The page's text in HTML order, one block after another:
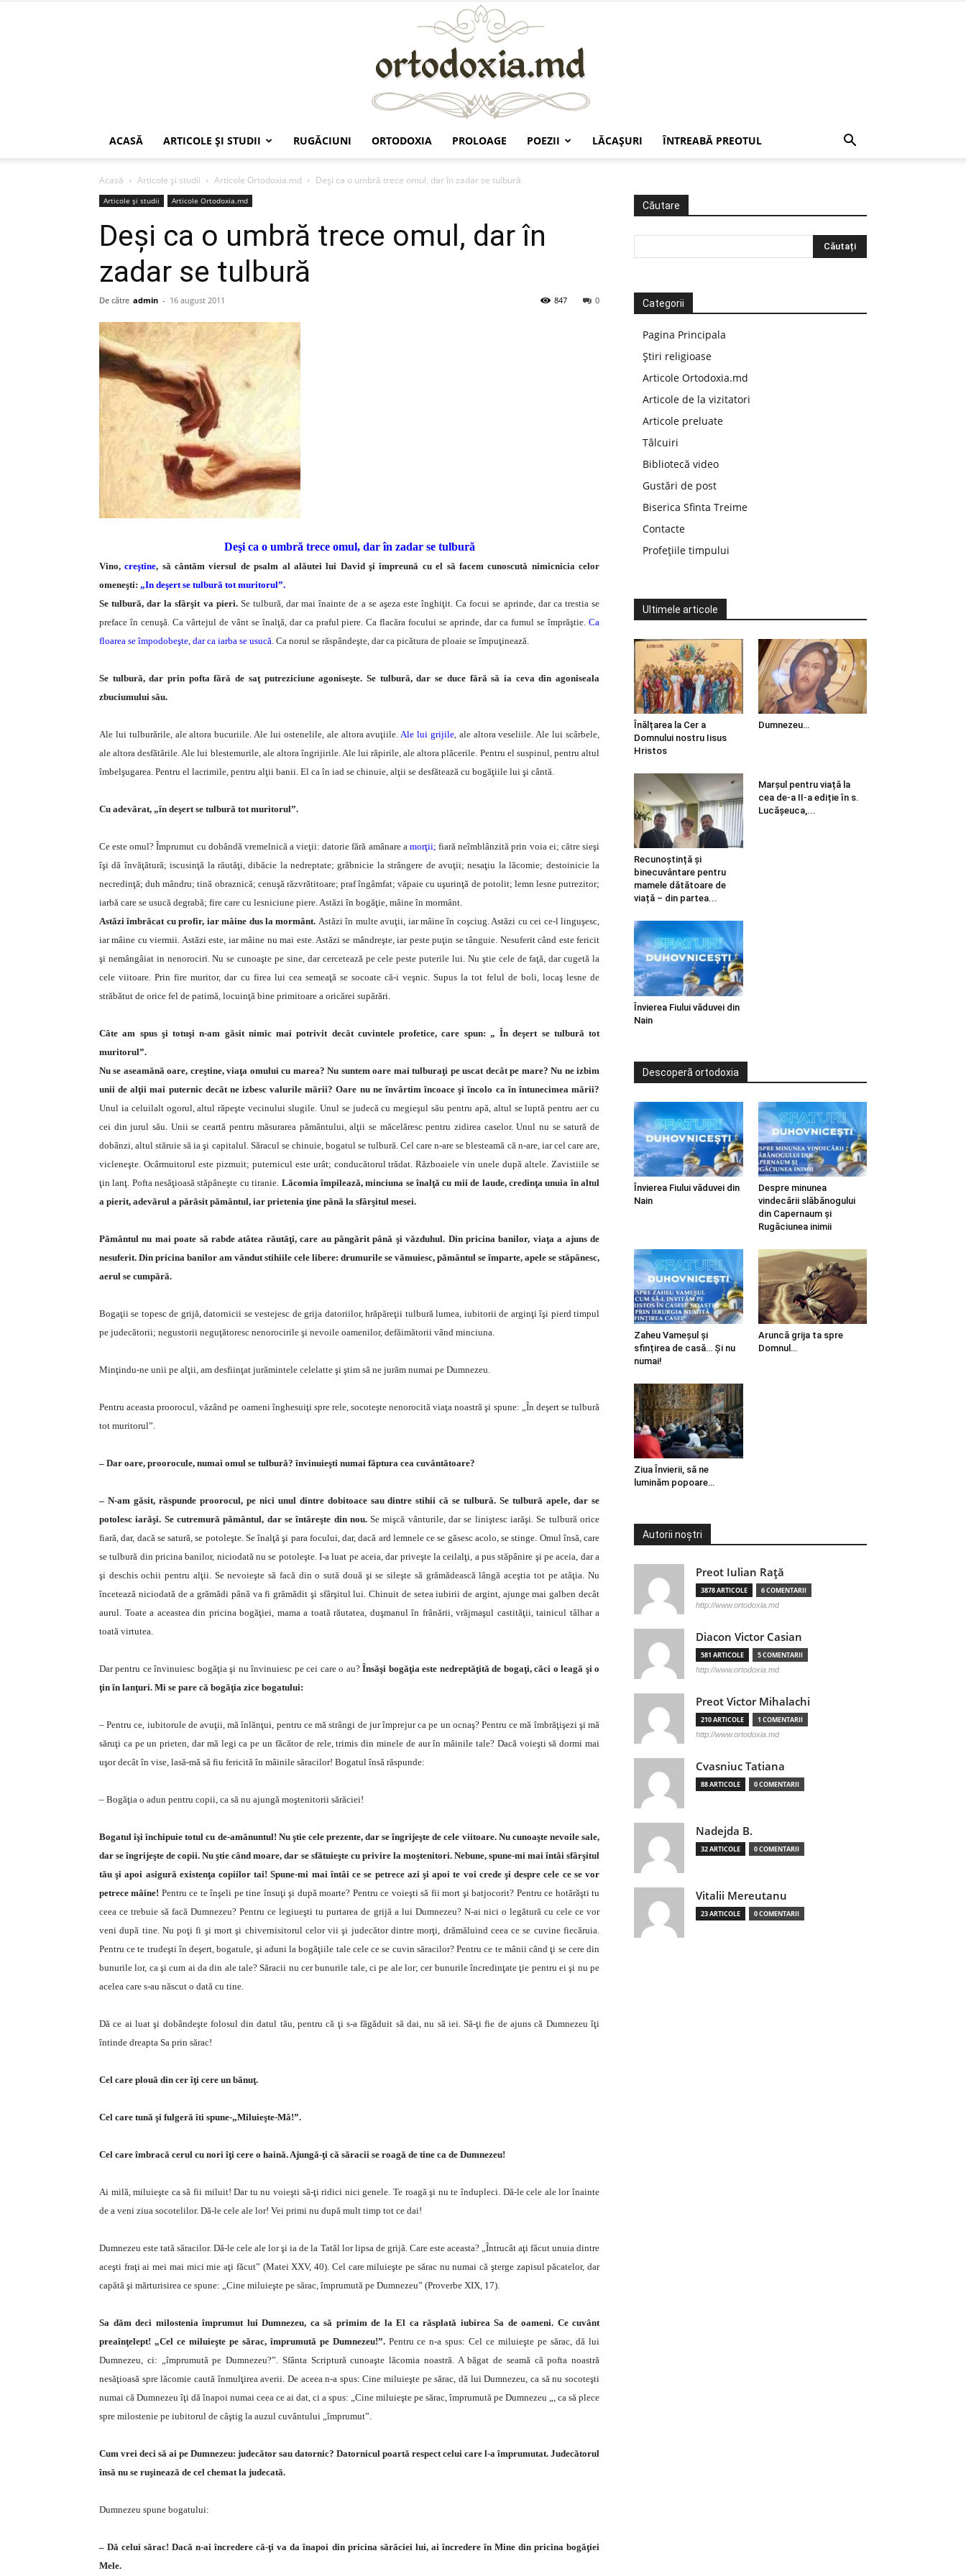
ACASĂ ARTICOLE ŞI STUDII RUGĂCIUNI ORTODOXIA PROLOAGE POEZII LĂCAŞURI ÎNTREABĂ PREOTUL
Acasă Articole şi studii Articole Ortodoxia.md Deşi ca o umbră trece omul, dar în zadar se tulbură
Articole şi studii Articole Ortodoxia.md
Deşi ca o umbră trece omul, dar în
zadar se tulbură
De către admin - 16 august 2011 0
847
Deşi ca o umbră trece omul, dar în zadar se tulbură
Vino,creştine, să cântăm viersul de psalm al alăutei lui David şi împreună cu el să facem cunoscută nimicnicia celor
omeneşti: „In deşert se tulbură tot muritorul”.
Se tulbură, dar la sfârşit va pieri. Se tulbură, dar mai înainte de a se aşeza este înghiţit. Ca focui se aprinde, dar ca trestia se
preface în cenuşă. Ca vârtejul de vânt se înalţă, dar ca praful piere. Ca flacăra focului se aprinde, dar ca fumul se împrăştie. Ca
floarea se împodobeşte, dar ca iarba se usucă. Ca norul se răspândeşte, dar ca picătura de ploaie se împuţinează.
Se tulbură, dar prin pofta fără de saţ putreziciune agoniseşte. Se tulbură, dar se duce fără să ia ceva din agoniseala
zbuciumului său.
Ale lui tulburările, ale altora bucuriile. Ale lui ostenelile, ale altora avuţiile.Ale lui grijile, ale altora veseliile. Ale lui scârbele,
ale altora desfătările. Ale lui blestemurile, ale altora îngrijirile. Ale lui răpirile, ale altora plăcerile. Pentru el suspinul, pentru altul
îmbelşugarea. Pentru el lacrimile, pentru alţii banii. El ca în iad se chinuie, alţii se desfătează cu bogăţiile lui şi cântă.
Cu adevărat, „în deşert se tulbură tot muritorul”.
Ce este omul? Împrumut cu dobândă vremelnică a vieţii: datorie fără amânare a morţii; fiară neîmblânzită prin voia ei; către sieşi
îşi dă învăţătură; iscusinţă la răutăţi, dibăcie la nedreptate; grăbnicie la strângere de avuţii; nesaţiu la lăcomie; destoinicie la
necredinţă; duh mândru; tină obraznică; cenuşă răzvrătitoare; praf îngâmfat; văpaie cu uşurinţă de potolit; lemn lesne putrezitor;
iarbă care se usucă degrabă; fire care cu lesniciune piere. Astăzi în bogăţie, mâine în mormânt.
Astăzi îmbrăcat cu profir, iar mâine dus la mormânt. Astăzi în multe avuţii, iar mâine în coşciug. Astăzi cu cei ce-l linguşesc,
iar mâine cu viermii. Astăzi este, iar mâine nu mai este. Astăzi se mândreşte, iar peste puţin se tânguie. Nesuferit când este fericit
şi nemângâiat in nenorociri. Nu se cunoaşte pe sine, dar cercetează pe cele peste puterile lui. Nu ştie cele de faţă, dar cugetă la
cele viitoare. Prin fire muritor, dar cu firea lui cea semeaţă se socoate că-i veşnic. Supus la tot felul de boli, locaş lesne de
străbătut de orice fel de patimă, locuinţă bine primitoare a oricărei supărări.
Câte am spus şi totuşi n-am găsit nimic mai potrivit decât cuvintele profetice, care spun: „ În deşert se tulbură tot
muritorul”.
Nu se aseamănă oare, creştine, viaţa omului cu marea? Nu suntem oare mai tulburaţi pe uscat decât pe mare? Nu ne izbim
unii de alţii mai puternic decât ne izbesc valurile mării? Oare nu ne învârtim încoace şi încolo ca în întunecimea mării?
Unul ia celuilalt ogorul, altul răpeşte vecinului slugile. Unul se judecă cu megieşul său pentru apă, altul se luptă pentru aer cu
cei din jurul său. Unii se ceartă pentru măsurarea pământului, alţii se măcelăresc pentru zidirea caselor. Unul nu se satură de
dobânzi, altul stăruie să ia şi capitalul. Săracul se chinuie, bogatul se tulbură. Cel care n-are se blesteamă că n-are, iar cel care are,
vicleneşte. Ocârmuitorul este pizmuit; puternicul este urât; conducătorul trădat. Războaiele vin unele după altele. Zavistiile se
ţin lanţ. Pofta nesăţioasă stăpâneşte cu tiranie. Lăcomia împilează, minciuna se înalţă cu mii de laude, credinţa unuia în altul
a pierit, adevărul a părăsit pământul, iar prietenia ţine până la sfârşitul mesei.
Pământul nu mai poate să rabde atâtea răutăţi, care au pângărit până şi văzduhul. Din pricina banilor, viaţa a ajuns de
nesuferit. Din pricina banilor am vândut stihiile cele libere: drumurile se vămuiesc, pământul se împarte, apele se stăpânesc,
aerul se cumpără.
Bogaţii se topesc de grijă, datornicii se vestejesc de grija datoriilor, hrăpăreţii tulbură lumea, iubitorii de arginţi îşi pierd timpul
pe judecătorii; negustorii neguţătoresc nenorocirile şi nevoile oamenilor, defăimătorii vând minciuna.
Minţindu-ne unii pe alţii, am desfiinţat jurămintele celelatte şi ştim să ne jurăm numai pe Dumnezeu.
Pentru aceasta proorocul, văzând pe oameni înghesuiţi spre rele, socoteşte nenorocită viaţa noastră şi spune: „În deşert se tulbură
tot muritorul”.
– Dar oare, proorocule, numai omul se tulbură? învinuieşti numai făptura cea cuvântătoare?
– N-am găsit, răspunde proorocul, pe nici unul dintre dobitoace sau dintre stihii că se tulbură. Se tulbură apele, dar se
potolesc iarăşi. Se cutremură pământul, dar se întăreşte din nou.Se mişcă vânturile, dar se liniştesc iarăşi. Se tulbură orice
fiară, dar, dacă se satură, se potoleşte. Se înalţă şi para focului, dar, dacă ard lemnele ce se găsesc acolo, se stinge. Omul însă, care
se tulbură din pricina banilor, niciodată nu se potoleşte. I-a luat pe aceia, dar priveşte la ceilalţi, a pus stăpânire şi pe aceia, dar a
şi deschis ochii pentru alţii. Se nevoieşte să facă din o sută două şi se sileşte să grămădească lângă aceştia tot pe atâţia. Nu
încetează niciodată de a grămădi până va fi grămădit şi sfârşitul lui. Chinuit de setea iubirii de argint, ajunge mai galben decât
aurul. Toate a aceastea din pricina bogăţiei, mama a toată răutatea, duşmanul în frânării, vrăjmaşul castităţii, tainicul tâlhar a
toată virtutea.
Dar pentru ce învinuiesc bogăţia şi nu învinuiesc pe cei care o au?Însăşi bogăţia este nedreptăţită de bogaţi, căci o leagă şi o
ţin în lanţuri. Mi se pare că bogăţia zice bogatului:
– Pentru ce, iubitorule de avuţii, mă înlănţui, pentru ce mă strângi de jur împrejur ca pe un ocnaş? Pentru ce mă îmbrăţişezi şi mă
săruţi ca pe un prieten, dar mă legi ca pe un făcător de rele, trimis din minele de aur în mâinile tale? Dacă voieşti să dormi mai
uşor decât în vise, lasă-mă să fiu fericită în mâinile săracilor! Bogatul însă răspunde:
– Bogăţia o adun pentru copii, ca să nu ajungă moştenitorii sărăciei!
Bogatul îşi închipuie totul cu de-amănuntul! Nu ştie cele prezente, dar se îngrijeşte de cele viitoare. Nu cunoaşte nevoile sale,
dar se îngrijeşte de copii. Nu ştie când moare, dar se sfătuieşte cu privire la moştenitori. Nebune, spune-mi mai întâi sfârşitul
tău şi apoi asigură existenţa copiilor tai! Spune-mi mai întâi ce se petrece azi şi apoi te voi crede şi despre cele ce se vor
petrece mâine! Pentru ce te înşeli pe tine însuţi şi după moarte? Pentru ce voieşti să fii mort şi batjocorit? Pentru ce hotărăşti tu
ceea ce trebuie să facă Dumnezeu? Pentru ce legiueşti tu purtarea de grijă a lui Dumnezeu? N-ai nici o legătură cu cele ce vor
veni după tine. Nu poţi fi şi mort şi chivernisitorul celor vii şi judecător dintre morţi, drămăluind ceea ce se cuvine fiecăruia.
Pentru ce te trudeşti în deşert, bogatule, şi aduni la bogăţiile tale cele ce se cuvin săracilor? Pentru ce te mânii când ţi se cere din
bunurile lor, ca şi cum ai da din ale tale? Săracii nu cer bunurile tale, ci pe ale lor; cer bunurile încredinţate ţie pentru ei şi nu pe
acelea care s-au născut o dată cu tine.
Dă ce ai luat şi dobândeşte folosul din datul tău, pentru că ţi s-a făgăduit să dai, nu să iei. Să-ţi fie de ajuns că Dumnezeu îţi
întinde dreapta Sa prin sărac!
Cel care plouă din cer îţi cere un bănuţ.
Cel care tună şi fulgeră îti spune-„Miluieşte-Mâ!”.
Cel care îmbracă cerul cu nori îţi cere o haină. Ajungă-ţi că săracii se roagă de tine ca de Dumnezeu!
Ai milă, miluieşte ca să fii miluit! Dar tu nu voieşti să-ţi ridici nici genele. Te roagă şi nu te îndupleci. Dă-le cele ale lor înainte
de a veni ziua socotelilor. Dă-le cele ale lor! Vei primi nu după mult timp tot ce dai!
Dumnezeu este tată săracilor. Dă-le cele ale lor şi ia de la Tatăl lor lipsa de grijă. Care este aceasta? „Întrucât aţi făcut unuia dintre
aceşti fraţi ai mei mai mici mie aţi făcut” (Matei XXV, 40). Cel care miluieşte pe sărac nu numai că şterge zapisul păcatelor, dar
capătă şi mărturisirea ce spune: „Cine miluieşte pe sărac, împrumută pe Dumnezeu” (Proverbe XIX, 17).
Sa dăm deci milostenia împrumut lui Dumnezeu, ca să primim de la El ca răsplată iubirea Sa de oameni. Ce cuvânt
preaînţelept! „Cel ce miluieşte pe sărac, împrumută pe Dumnezeu!”. Pentru ce n-a spus: Cel ce miluieşte pe sărac, dă lui
Dumnezeu, ci: „împrumută pe Dumnezeu?”. Sfânta Scriptură cunoaşte lăcomia noastră. A băgat de seamă că pofta noastră
nesăţioasă spre lăcomie caută înmulţirea averii. De aceea n-a spus: Cine miluieşte pe sărac, dă lui Dumnezeu, ca să nu socoteşti
numai că Dumnezeu îţi dă înapoi numai ceea ce ai dat, ci a spus: „Cine miluieşte pe sărac, împrumută pe Dumnezeu „, ca să plece
spre milostenie pe iubitorul de câştig la auzul cuvântului „împrumut”.
Cum vrei deci să ai pe Dumnezeu: judecător sau datornic? Datornicul poartă respect celui care l-a împrumutat. Judecătorul
însă nu se ruşinează de cel chemat la judecată.
Dumnezeu spune bogatului:
– Dă celui sărac! Dacă n-ai încredere că-ţi va da înapoi din pricina sărăciei lui, ai încredere în Mine din pricina bogăţiei
Mele.
Căutare
Categorii
Pagina Principala
Știri religioase
Articole Ortodoxia.md
Articole de la vizitatori
Articole preluate
Tâlcuiri
Bibliotecă video
Gustări de post
Biserica Sfinta Treime
Contacte
Profețiile timpului
Ultimele articole
Înălțarea la Cer a
Domnului nostru Iisus
Hristos
Dumnezeu…
Recunoștință și
binecuvântare pentru
mamele dătătoare de
viață – din partea...
Marșul pentru viață la
cea de-a II-a ediție în s.
Lucășeuca,...
Învierea Fiului văduvei din
Nain
Descoperă ortodoxia
Învierea Fiului văduvei din
Nain
Despre minunea
vindecării slăbănogului
din Capernaum și
Rugăciunea inimii
Zaheu Vameșul și
sfințirea de casă… Și nu
numai!
Aruncă grija ta spre
Domnul…
Ziua Învierii, să ne
luminăm popoare…
Autorii noștri
Preot Iulian Raţă
3878 ARTICOLE 6 COMENTARII
http://www.ortodoxia.md
Diacon Victor Casian
581 ARTICOLE 5 COMENTARII
http://www.ortodoxia.md
Preot Victor Mihalachi
210 ARTICOLE 1 COMENTARII
http://www.ortodoxia.md
Cvasniuc Tatiana
88 ARTICOLE 0 COMENTARII
Nadejda B.
32 ARTICOLE 0 COMENTARII
Vitalii Mereutanu
23 ARTICOLE 0 COMENTARII